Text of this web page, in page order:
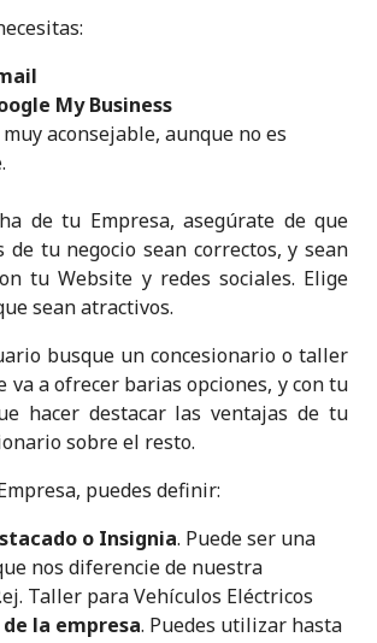
My Business
muy aconsejable, aunque no es
de tu Empresa, asegúrate de que
de tu negocio sean correctos, y sean
tu Website y redes sociales. Elige
sean atractivos.
busque un concesionario o taller
va a ofrecer barias opciones, y con tu
hacer destacar las ventajas de tu
sobre el resto.
puedes definir:
o Insignia. Puede ser una
nos diferencie de nuestra
Taller para Vehículos Eléctricos
la empresa. Puedes utilizar hasta